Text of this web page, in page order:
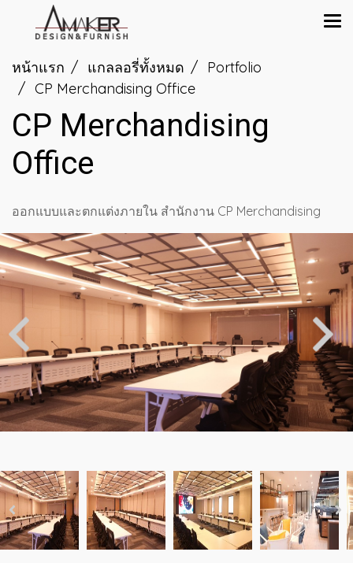
หน้าแรก แกลลอรี่ทั้งหมด
Portfolio
CP Merchandising Office
CP Merchandising
Office
ออกแบบและตกแต่งภายใน สำนักงาน CP Merchandising